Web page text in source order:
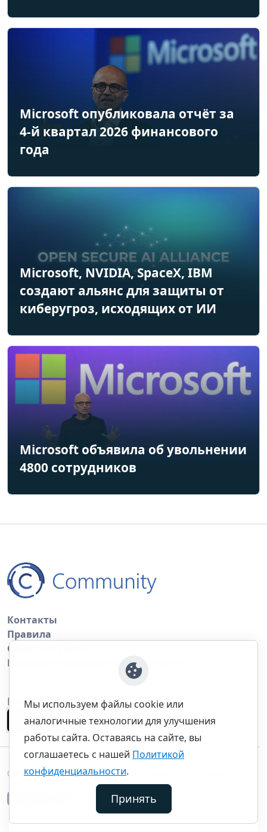
Microsoft опубликовала отчёт за
4-й квартал 2026 финансового
года
Microsoft, NVIDIA, SpaceX, IBM
создают альянс для защиты от
киберугроз, исходящих от ИИ
Microsoft объявила об увольнении
4800 сотрудников
Контакты
Правила
Обратная связь
Правила копирования материалов
Приложение
©thecommunity.ru 2026. Все права защищены.
Мы используем файлы cookie или
аналогичные технологии для улучшения
работы сайта. Оставаясь на сайте, вы
соглашаетесь с нашей Политикой
конфиденциальности.
Принять